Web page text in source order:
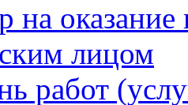
на
лицом
работ